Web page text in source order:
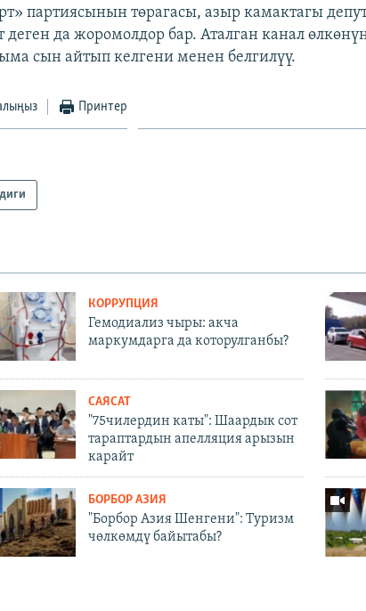
партиясынын төрагасы, азыр камактагы
да жоромолдор бар. Аталган канал
сын айтып келгени менен белгилүү.
Принтер
КОРРУПЦИЯ
Гемодиализ чыры: акча
маркумдарга да которулганбы?
САЯСАТ
"75чилердин каты": Шаардык сот
тараптардын апелляция арызын
карайт
БОРБОР АЗИЯ
"Борбор Азия Шенгени": Туризм
чөлкөмдү байытабы?